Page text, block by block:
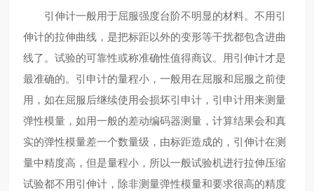
引伸计一般用于屈服强度台阶不明显的材料。不用引
伸计的拉伸曲线，是把标距以外的变形等干扰都包含进曲
线了。试验的可靠性或称准确性值得商议。用引伸计才是
最准确的。引申计的量程小，一般用在屈服和屈服之前使
用，如在屈服后继续使用会损坏引申计，引申计用来测量
弹性模量，如用一般的差动编码器测量，计算结果会和真
实的弹性模量差一个数量级，由标距造成的，引伸计在测
量中精度高，但是量程小，所以一般试验机进行拉伸压缩
试验都不用引伸计，除非测量弹性模量和要求很高的精度